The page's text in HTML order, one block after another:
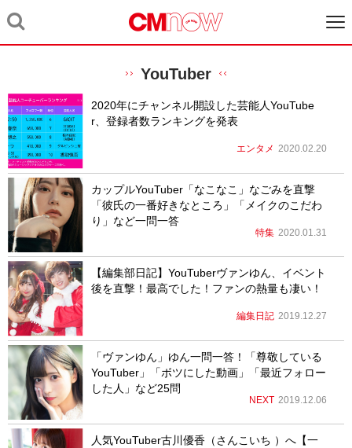
YouTuber
2020年にチャンネル開設した芸能人YouTube
r、登録者数ランキングを発表
エンタメ 2020.02.20
カップルYouTuber「なこなこ」なごみを直撃
「彼氏の一番好きなところ」「メイクのこだわ
り」など一問一答
特集 2020.01.31
【編集部日記】YouTuberヴァンゆん、イベント
後を直撃！最高でした！ファンの熱量も凄い！
編集日記 2019.12.27
「ヴァンゆん」ゆん一問一答！「尊敬している
YouTuber」「ボツにした動画」「最近フォロー
した人」など25問
NEXT 2019.12.06
人気YouTuber古川優香（さんこいち ）へ【一